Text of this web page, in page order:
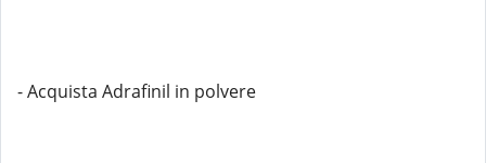
- Acquista Adrafinil in polvere